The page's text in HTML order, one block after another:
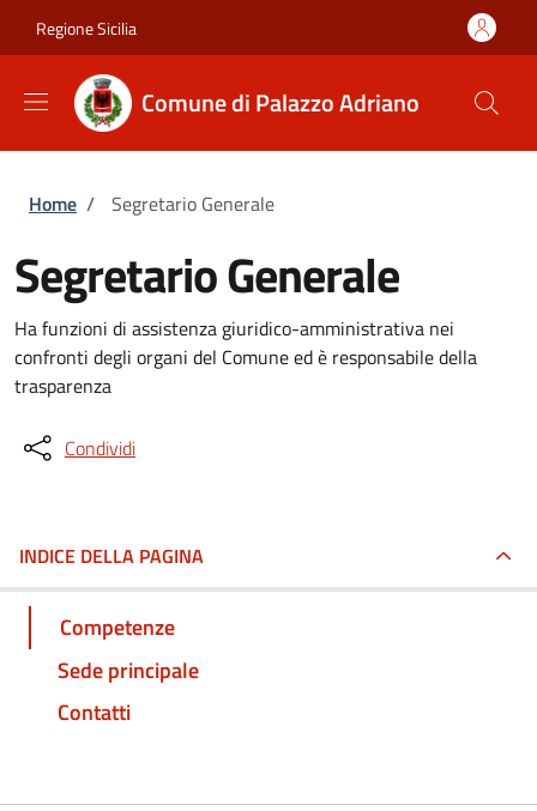
Regione Sicilia
Comune di Palazzo Adriano
Briciole di pane
Home / Segretario Generale
Segretario Generale
Ha funzioni di assistenza giuridico-amministrativa nei
confronti degli organi del Comune ed è responsabile della
trasparenza
Condividi
INDICE DELLA PAGINA
Competenze
Sede principale
Contatti